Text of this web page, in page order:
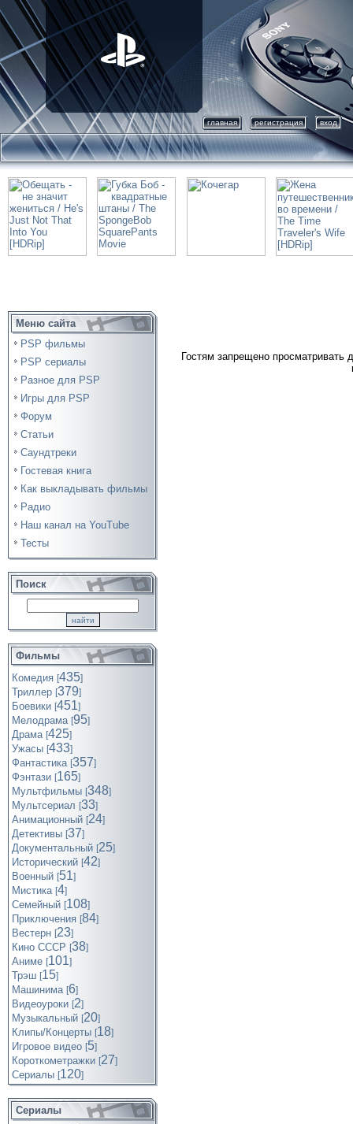
главная регистрация вход
Меню сайта
PSP фильмы
PSP сериалы
Разное для PSP
Игры для PSP
Форум
Статьи
Саундтреки
Гостевая книга
Как выкладывать фильмы
Радио
Наш канал на YouTube
Тесты
Поиск
Фильмы
Комедия [435]
Триллер [379]
Боевики [451]
Мелодрама [95]
Драма [425]
Ужасы [433]
Фантастика [357]
Фэнтази [165]
Мультфильмы [348]
Мультсериал [33]
Анимационный [24]
Детективы [37]
Документальный [25]
Исторический [42]
Военный [51]
Мистика [4]
Семейный [108]
Приключения [84]
Вестерн [23]
Кино СССР [38]
Аниме [101]
Трэш [15]
Машинима [6]
Видеоуроки [2]
Музыкальный [20]
Клипы/Концерты [18]
Игровое видео [5]
Короткометражки [27]
Cериалы [120]
Сериалы
Гостям запрещено просматривать